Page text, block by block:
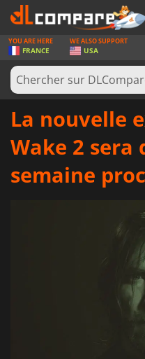
JEUX
CARTES PRÉPAYÉES
LOGICIELS
YOU ARE HERE
FRANCE
WE ALSO SUPPORT
USA
La nouvelle
Wake 2 sera
semaine